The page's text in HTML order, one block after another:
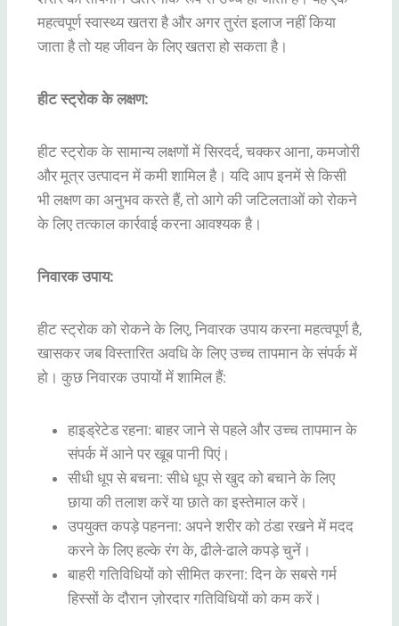
महत्वपूर्ण स्वास्थ्य खतरा है और अगर तुरंत इलाज नहीं किया
जाता है तो यह जीवन के लिए खतरा हो सकता है।
हीट स्ट्रोक के लक्षण:
हीट स्ट्रोक के सामान्य लक्षणों में सिरदर्द, चक्कर आना, कमजोरी
और मूत्र उत्पादन में कमी शामिल है। यदि आप इनमें से किसी
भी लक्षण का अनुभव करते हैं, तो आगे की जटिलताओं को रोकने
के लिए तत्काल कार्रवाई करना आवश्यक है।
निवारक उपाय:
हीट स्ट्रोक को रोकने के लिए, निवारक उपाय करना महत्वपूर्ण है,
खासकर जब विस्तारित अवधि के लिए उच्च तापमान के संपर्क में
हो। कुछ निवारक उपायों में शामिल हैं:
हाइड्रेटेड रहना: बाहर जाने से पहले और उच्च तापमान के
संपर्क में आने पर खूब पानी पिएं।
सीधी धूप से बचना: सीधे धूप से खुद को बचाने के लिए
छाया की तलाश करें या छाते का इस्तेमाल करें।
उपयुक्त कपड़े पहनना: अपने शरीर को ठंडा रखने में मदद
करने के लिए हल्के रंग के, ढीले-ढाले कपड़े चुनें।
बाहरी गतिविधियों को सीमित करना: दिन के सबसे गर्म
हिस्सों के दौरान ज़ोरदार गतिविधियों को कम करें।